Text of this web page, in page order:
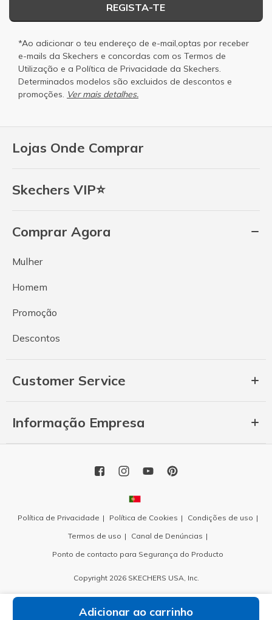
Adicionar ao carrinho
Lojas Onde Comprar
Skechers VIP⭐
Comprar Agora
Mulher
Homem
Promoção
Descontos
Customer Service
Informação Empresa
REGISTA-TE
*Ao adicionar o teu endereço de e-mail,optas por receber
e-mails da Skechers e concordas com os Termos de
Utilização e a Política de Privacidade da Skechers.
Determinados modelos são excluidos de descontos e
promoções. Ver mais detalhes.
Política de Privacidade Política de Cookies
Condições de uso
Termos de uso
Canal de Denúncias
Ponto de contacto para Segurança do Producto
Copyright 2026 SKECHERS USA, Inc.